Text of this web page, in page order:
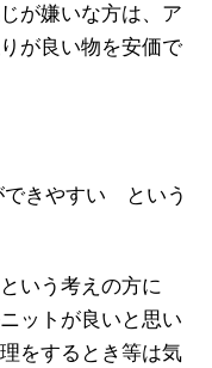
が嫌いな方は、ア
が良い物を安価で
きやすい という
いう考えの方に
ットが良いと思い
をするとき等は気